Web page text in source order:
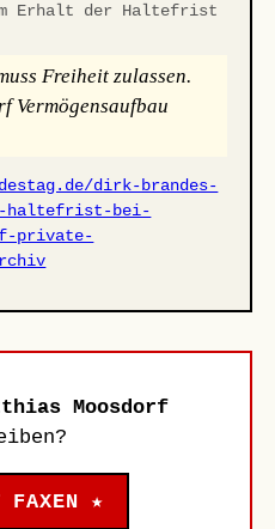
Erhalt der Haltefrist
Freiheit zulassen.
Vermögensaufbau
dirk-brandes-
haltefrist-bei-
private-
Moosdorf
FAXEN ★